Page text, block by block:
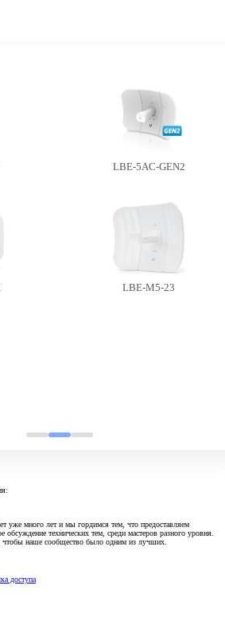
LBE-5AC-GEN2
LBE-M5-23
уже много лет и мы гордимся тем, что предоставляем
обсуждение технических тем, среди мастеров разного уровня.
наше сообщество было одним из лучших.
доступа